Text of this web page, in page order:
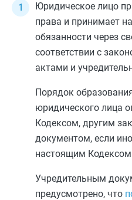
Юридическое лицо
права и принимает
обязанности через
соответствии с
актами и
Порядок
юридического лица
Кодексом, другим
документом, если
настоящим
Учредительным
предусмотрено, что